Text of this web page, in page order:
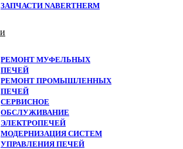
ЗАПЧАСТИ NABERTHERM
РЕМОНТ МУФЕЛЬНЫХ
ПЕЧЕЙ
РЕМОНТ ПРОМЫШЛЕННЫХ
ПЕЧЕЙ
СЕРВИСНОЕ
ОБСЛУЖИВАНИЕ
ЭЛЕКТРОПЕЧЕЙ
МОДЕРНИЗАЦИЯ СИСТЕМ
УПРАВЛЕНИЯ ПЕЧЕЙ